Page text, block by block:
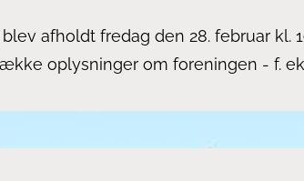
blev afholdt fredag den 28. februar kl.
oplysninger om foreningen - f.